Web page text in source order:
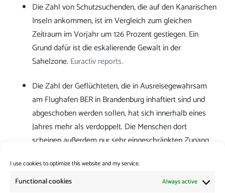
I use cookies to optimize this website and my service.
Functional cookies Always active
Die Zahl von Schutzsuchenden, die auf den Kanarischen
Inseln ankommen, ist im Vergleich zum gleichen
Zeitraum im Vorjahr um 126 Prozent gestiegen. Ein
Grund dafür ist die eskalierende Gewalt in der
Sahelzone. Euractiv reports.
Die Zahl der Geflüchteten, die in Ausreisegewahrsam
am Flughafen BER in Brandenburg inhaftiert sind und
abgeschoben werden sollen, hat sich innerhalb eines
Jahres mehr als verdoppelt. Die Menschen dort
scheinen außerdem nur sehr eingeschränkten Zugang
Artikel in der taz.